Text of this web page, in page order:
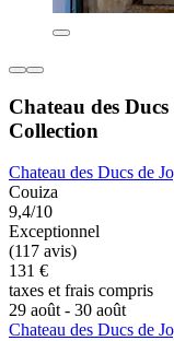
Chateau des
Collection
Chateau des Ducs de
Couiza
9,4/10
Exceptionnel
(117 avis)
131 €
taxes et frais compris
29 août - 30 août
Chateau des Ducs de